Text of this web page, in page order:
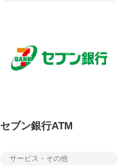
セブン銀行ATM
サービス・その他